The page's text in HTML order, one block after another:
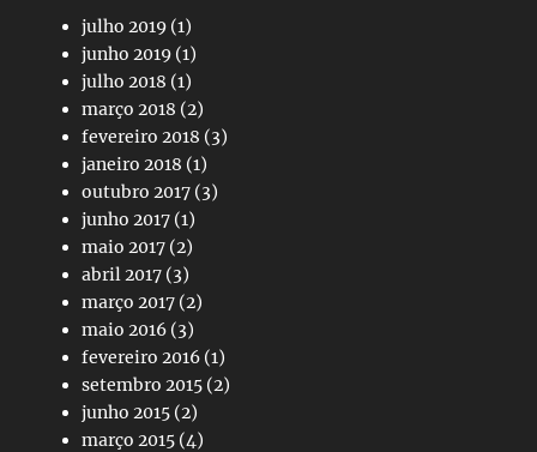
julho 2019 (1)
junho 2019 (1)
julho 2018 (1)
março 2018 (2)
fevereiro 2018 (3)
janeiro 2018 (1)
outubro 2017 (3)
junho 2017 (1)
maio 2017 (2)
abril 2017 (3)
março 2017 (2)
maio 2016 (3)
fevereiro 2016 (1)
setembro 2015 (2)
junho 2015 (2)
março 2015 (4)